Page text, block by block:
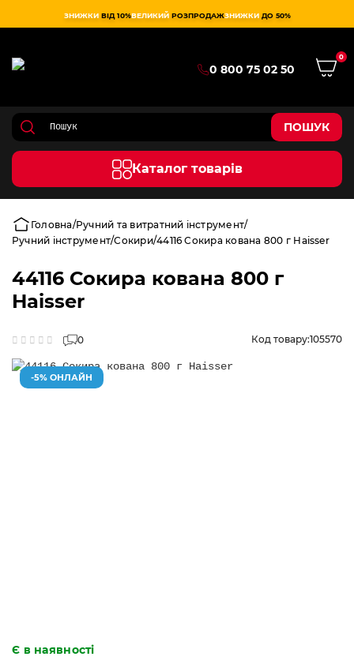
ЗНИЖКИ ВІД 10%ВЕЛИКИЙ РОЗПРОДАЖЗНИЖКИ ДО 50%
0 800 75 02 50
0
ПОШУК
Каталог товарів
Головна Ручний та витратний інструмент
Ручний інструмент Сокири 44116 Сокира кована 800 г Haisser
44116 Сокира кована 800 г
Haisser
0 Код товару:105570
-5% ОНЛАЙН
Є в наявності